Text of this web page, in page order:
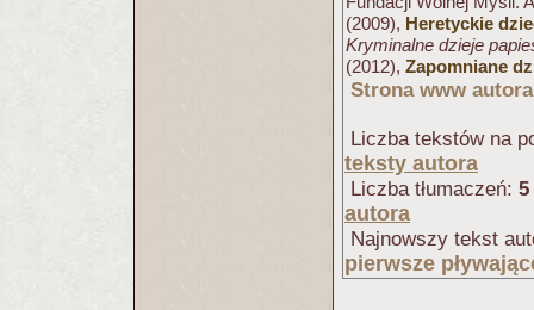
(2009), Heretyckie
Kryminalne dzieje
(2012), Zapomniane
Strona www autora
Liczba tekstów na
teksty autora
Liczba tłumaczeń: 5
autora
Najnowszy tekst
pierwsze